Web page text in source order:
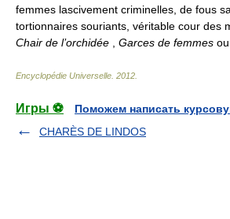
femmes lascivement criminelles, de fous
tortionnaires souriants, véritable cour des
Chair de l’orchidée
Garces de femmes ou
Encyclopédie Universelle 2012
Игры ⚽
Поможем написать
CHARÈS DE LINDOS